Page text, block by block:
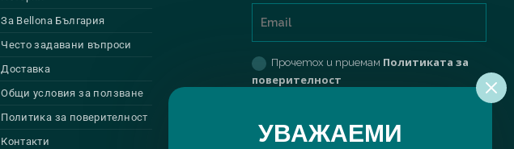
УВАЖАЕМИ
За Bellona България
Често задавани въпроси
Доставка
Общи условия за ползване
Политика за поверителност
Контакти
Прочетох и приемам Политиката за
поверителност